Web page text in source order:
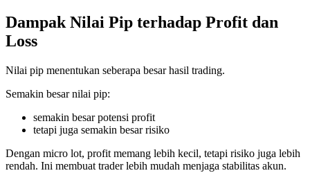
Dampak Nilai Pip terhadap Profit dan
Loss
Nilai pip menentukan seberapa besar hasil trading.
Semakin besar nilai pip:
semakin besar potensi profit
tetapi juga semakin besar risiko
Dengan micro lot, profit memang lebih kecil, tetapi risiko juga lebih
rendah. Ini membuat trader lebih mudah menjaga stabilitas akun.